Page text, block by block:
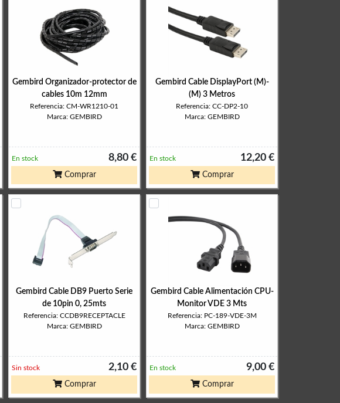
Gembird Organizador-protector de
cables 10m 12mm
Referencia: CM-WR1210-01
Marca: GEMBIRD
8,80 €
En stock
Comprar
Gembird Cable DisplayPort (M)-
(M) 3 Metros
Referencia: CC-DP2-10
Marca: GEMBIRD
12,20 €
En stock
Comprar
Gembird Cable DB9 Puerto Serie
de 10pin 0, 25mts
Referencia: CCDB9RECEPTACLE
Marca: GEMBIRD
2,10 €
Sin stock
Comprar
Gembird Cable Alimentación CPU-
Monitor VDE 3 Mts
Referencia: PC-189-VDE-3M
Marca: GEMBIRD
9,00 €
En stock
Comprar